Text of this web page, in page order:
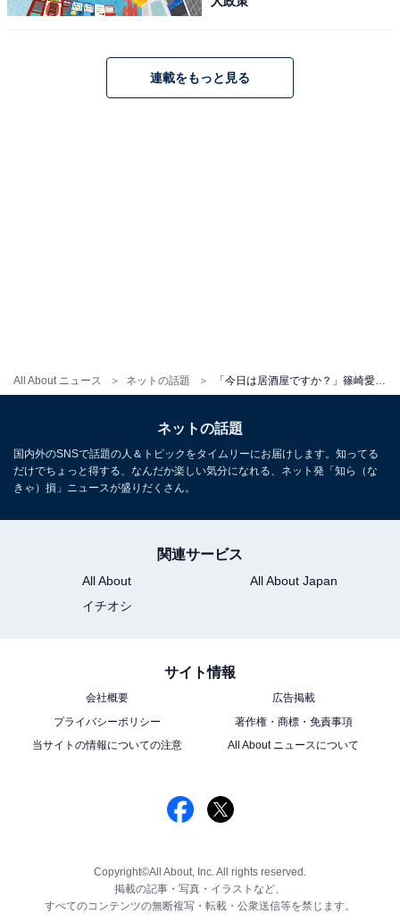
All About ニュース ネットの話題 「今日は居酒屋ですか？」篠崎愛、プライベートショット公開「めっちゃ可愛いすぎ」「混ざりたいわぁ」
連載をもっと見る
ネットの話題
国内外のSNSで話題の人＆トピックをタイムリーにお届けします。知ってる
だけでちょっと得する、なんだか楽しい気分になれる、ネット発「知ら（な
きゃ）損」ニュースが盛りだくさん。
関連サービス
All About
All About Japan
イチオシ
サイト情報
会社概要
広告掲載
プライバシーポリシー
著作権・商標・免責事項
当サイトの情報についての注意
All About ニュースについて
Copyright©All About, Inc. All rights reserved.
掲載の記事・写真・イラストなど、
すべてのコンテンツの無断複写・転載・公衆送信等を禁じます。